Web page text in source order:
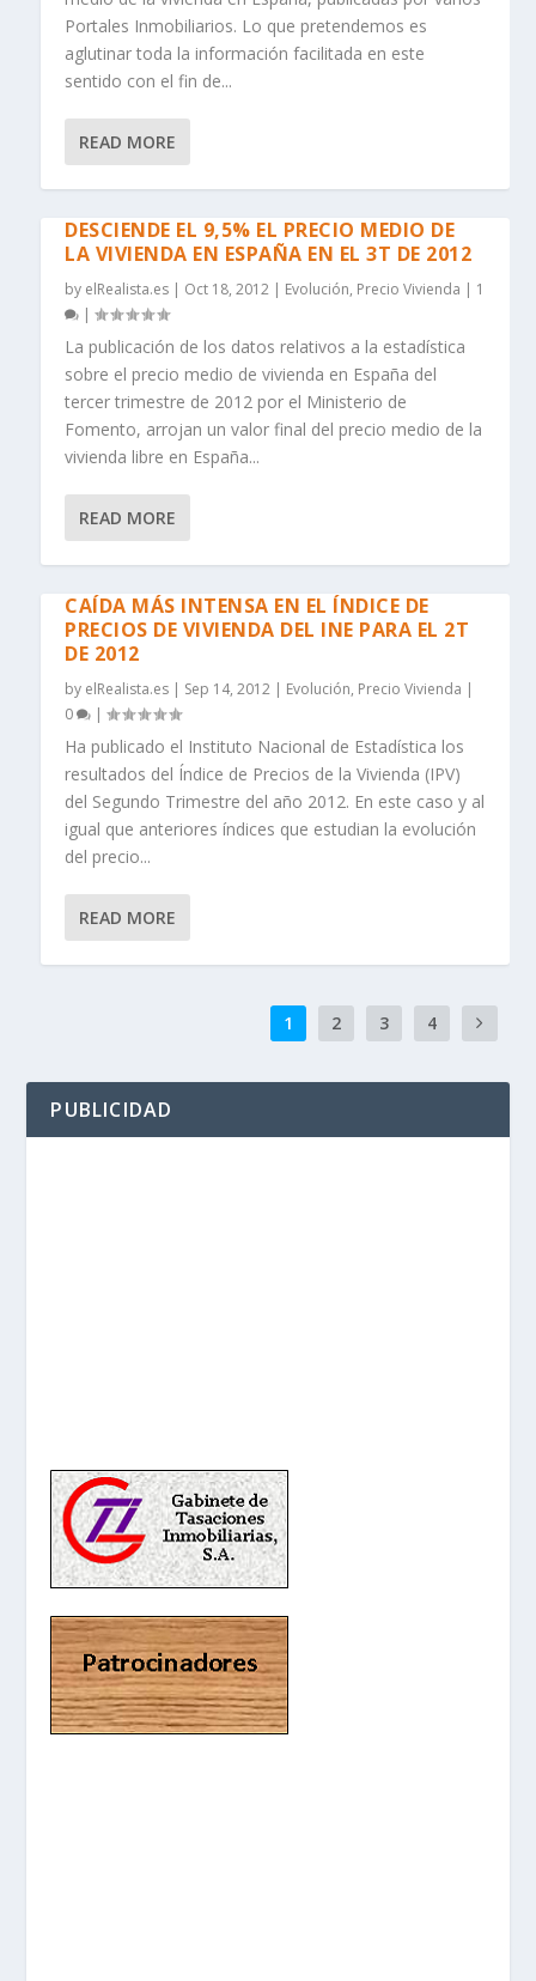
Portales Inmobiliarios. Lo que pretendemos es
aglutinar toda la información facilitada en este
sentido con el fin de...
READ MORE
DESCIENDE EL 9,5% EL PRECIO MEDIO DE
LA VIVIENDA EN ESPAÑA EN EL 3T DE 2012
by elRealista.es | Oct 18, 2012 | Evolución, Precio Vivienda | 1
|
La publicación de los datos relativos a la estadística
sobre el precio medio de vivienda en España del
tercer trimestre de 2012 por el Ministerio de
Fomento, arrojan un valor final del precio medio de la
vivienda libre en España...
READ MORE
CAÍDA MÁS INTENSA EN EL ÍNDICE DE
PRECIOS DE VIVIENDA DEL INE PARA EL 2T
DE 2012
by elRealista.es | Sep 14, 2012 | Evolución, Precio Vivienda |
0
|
Ha publicado el Instituto Nacional de Estadística los
resultados del Índice de Precios de la Vivienda (IPV)
del Segundo Trimestre del año 2012. En este caso y al
igual que anteriores índices que estudian la evolución
del precio...
READ MORE
1 2 3 4
PUBLICIDAD